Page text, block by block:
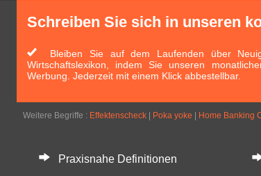
Schreiben Sie sich in unseren
Bleiben Sie auf dem Laufenden über
Wirtschaftslexikon, indem Sie unseren
Werbung. Jederzeit mit einem Klick abbestellbar.
Weitere Begriffe : Effektenscheck Poka yoke Home Banking
Praxisnahe Definitionen